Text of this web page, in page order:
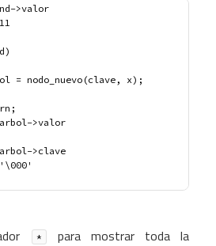
>valor
= nodo_nuevo(clave, x);
>valor
>clave
*
para mostrar toda la